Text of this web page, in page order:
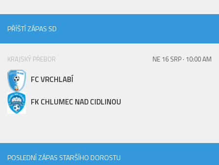
PŘÍŠTÍ ZÁPAS SD
KRAJSKÝ PŘEBOR NE 16 SRP · 10:00 AM
FC VRCHLABÍ
FK CHLUMEC NAD CIDLINOU
POSLEDNÍ ZÁPAS STARŠÍHO DOROSTU